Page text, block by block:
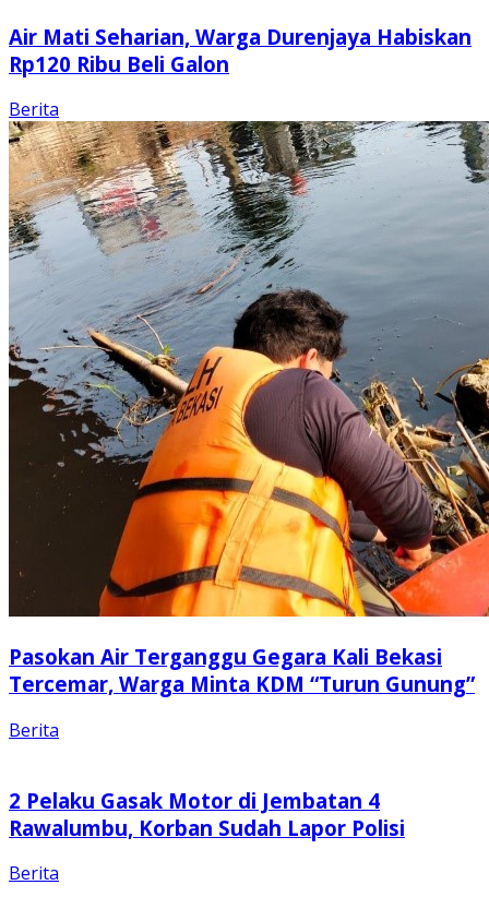
Air Mati Seharian, Warga Durenjaya Habiskan
Rp120 Ribu Beli Galon
Berita
Pasokan Air Terganggu Gegara Kali Bekasi
Tercemar, Warga Minta KDM “Turun Gunung”
Berita
2 Pelaku Gasak Motor di Jembatan 4
Rawalumbu, Korban Sudah Lapor Polisi
Berita